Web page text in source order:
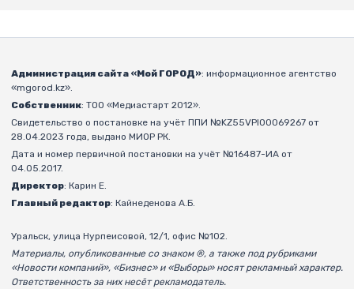
Администрация сайта «Мой ГОРОД»: информационное агентство
«mgorod.kz».
Собственник: ТОО «Медиастарт 2012».
Свидетельство о постановке на учёт ППИ №KZ55VPI00069267 от
28.04.2023 года, выдано МИОР РК.
Дата и номер первичной постановки на учёт №16487-ИА от
04.05.2017.
Директор: Карин Е.
Главный редактор: Кайнеденова А.Б.
Уральск, улица Нурпеисовой, 12/1, офис №102.
Материалы, опубликованные со знаком ®, а также под рубриками
«Новости компаний», «Бизнес» и «Выборы» носят рекламный характер.
Ответственность за них несёт рекламодатель.